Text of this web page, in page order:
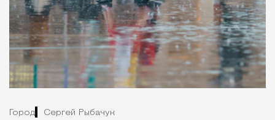
Город Сергей Рыбачук